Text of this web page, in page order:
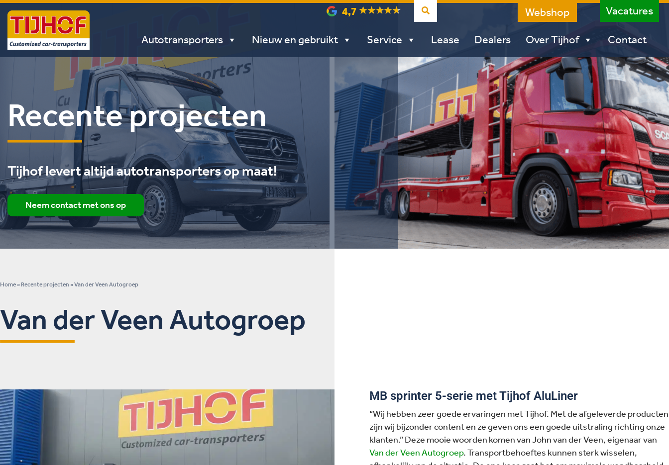
4,7
Autotransporters Nieuw en gebruikt Service Lease Dealers Over Tijhof Contact
Webshop Vacatures
Recente projecten
Tijhof levert altijd autotransporters op maat!
Neem contact met ons op
Home » Recente projecten »Van der Veen Autogroep
Van der Veen Autogroep
MB sprinter 5-serie met Tijhof AluLiner
“Wij hebben zeer goede ervaringen met Tijhof. Met de afgeleverde producten
zijn wij bijzonder content en ze geven ons een goede uitstraling richting onze
klanten.” Deze mooie woorden komen van John van der Veen, eigenaar van
Van der Veen Autogroep. Transportbehoeftes kunnen sterk wisselen,